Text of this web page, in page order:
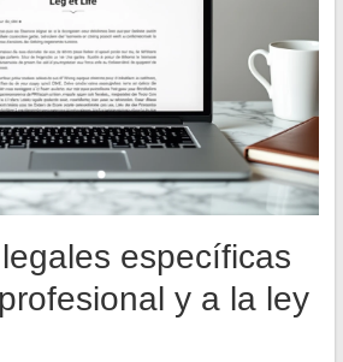
específicas
y a la ley